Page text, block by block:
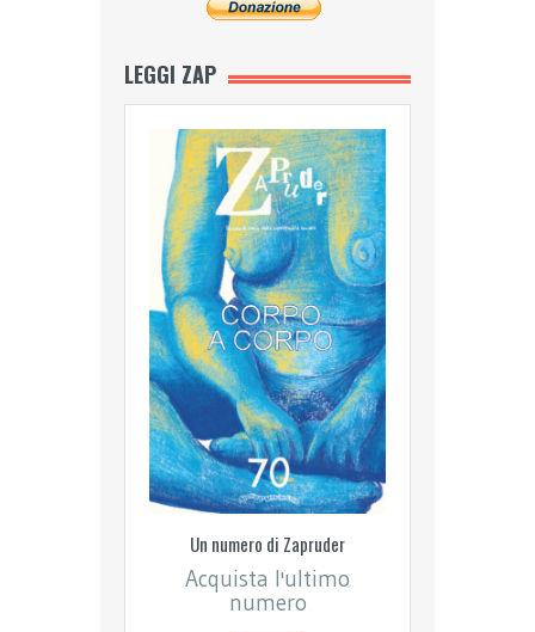
LEGGI ZAP
Un numero di Zapruder
Acquista l'ultimo
numero